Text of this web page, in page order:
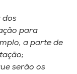
dos
para
a parte de
serão os